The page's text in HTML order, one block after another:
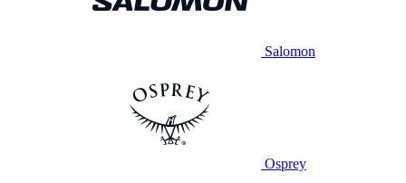
Salomon
Osprey